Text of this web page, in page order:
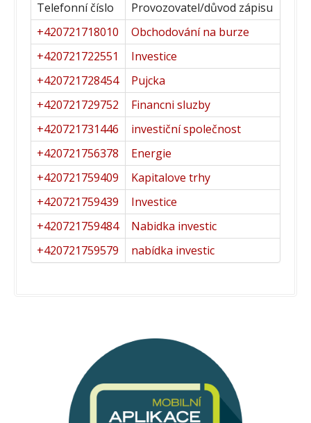
Telefonní číslo
Provozovatel/důvod zápisu
+420721718010
Obchodování na burze
+420721722551
Investice
+420721728454
Pujcka
+420721729752
Financni sluzby
+420721731446
investiční společnost
+420721756378
Energie
+420721759409
Kapitalove trhy
+420721759439
Investice
+420721759484
Nabidka investic
+420721759579
nabídka investic